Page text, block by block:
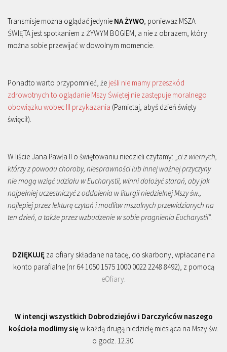
Transmisje można oglądać jedynie NA ŻYWO, ponieważ MSZA
ŚWIĘTA jest spotkaniem z ŻYWYM BOGIEM, a nie z obrazem, który
można sobie przewijać w dowolnym momencie.
Ponadto warto przypomnieć, że jeśli nie mamy przeszkód
zdrowotnych to oglądanie Mszy Świętej nie zastępuje moralnego
obowiązku wobec III przykazania (Pamiętaj, abyś dzień święty
święcił).
W liście Jana Pawła II o świętowaniu niedzieli czytamy: „ci z wiernych,
którzy z powodu choroby, niesprawności lub innej ważnej przyczyny
nie mogą wziąć udziału w Eucharystii, winni dołożyć starań, aby jak
najpełniej uczestniczyć z oddalenia w liturgii niedzielnej Mszy św.,
najlepiej przez lekturę czytań i modlitw mszalnych przewidzianych na
ten dzień, a także przez wzbudzenie w sobie pragnienia Eucharystii”.
DZIĘKUJĘ za ofiary składane na tacę, do skarbony, wpłacane na
konto parafialne (nr 64 1050 1575 1000 0022 2248 8492), z pomocą
eOfiary.
W intencji wszystkich Dobrodziejów i Darczyńców naszego
kościoła modlimy się w każdą drugą niedzielę miesiąca na Mszy św.
o godz. 12.30.